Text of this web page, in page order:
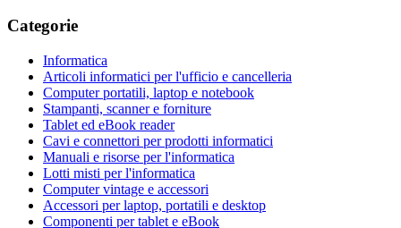
Categorie
Informatica
Articoli informatici per l'ufficio e cancelleria
Computer portatili, laptop e notebook
Stampanti, scanner e forniture
Tablet ed eBook reader
Cavi e connettori per prodotti informatici
Manuali e risorse per l'informatica
Lotti misti per l'informatica
Computer vintage e accessori
Accessori per laptop, portatili e desktop
Componenti per tablet e eBook